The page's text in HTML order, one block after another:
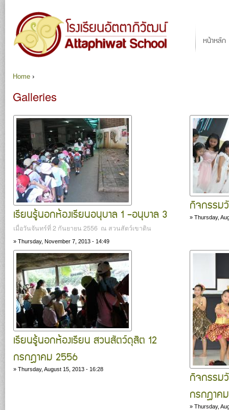
หน้าหลัก
You are here
Home ›
Galleries
เรียนรู้นอกห้องเรียนอนุบาล 1 -อนุบาล 3
เมื่อวันจันทร์ที่ 2 กันยายน 2556 ณ สวนสัตว์เขาดิน
» Thursday, November 7, 2013 - 14:49
กิจกรรม
» Thursday,
เรียนรู้นอกห้องเรียน สวนสัตว์ดุสิต 12
กรกฎาคม 2556
» Thursday, August 15, 2013 - 16:28
กิจกรรม
กรกฎาค
» Thursday,